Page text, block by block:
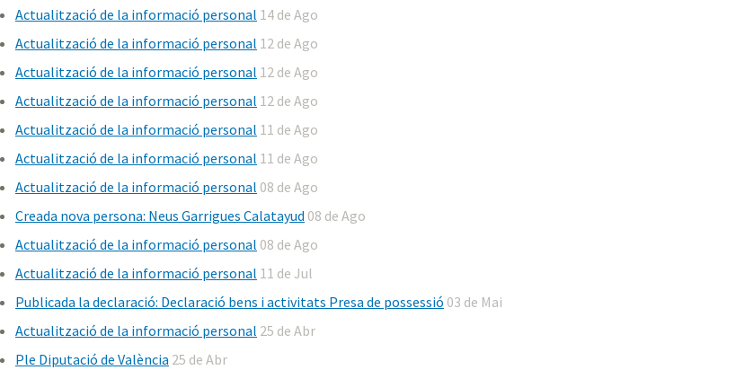
Actualització de la informació personal 14 de Ago
Actualització de la informació personal 12 de Ago
Actualització de la informació personal 12 de Ago
Actualització de la informació personal 12 de Ago
Actualització de la informació personal 11 de Ago
Actualització de la informació personal 11 de Ago
Actualització de la informació personal 08 de Ago
Creada nova persona: Neus Garrigues Calatayud 08 de Ago
Actualització de la informació personal 08 de Ago
Actualització de la informació personal 11 de Jul
Publicada la declaració: Declaració bens i activitats Presa de possessió 03 de Mai
Actualització de la informació personal 25 de Abr
Ple Diputació de València 25 de Abr